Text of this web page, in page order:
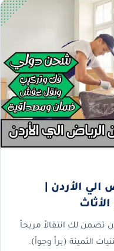
الأردن |
تضمن لك انتقالاً مريحاً
الثمينة (براً وجواً).